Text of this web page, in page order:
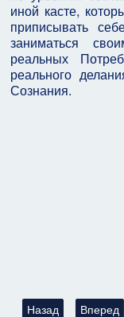
иной касте,
приписывать
заниматься
реальных
реального
Сознания.
Предыдущий:
Назад Вперед